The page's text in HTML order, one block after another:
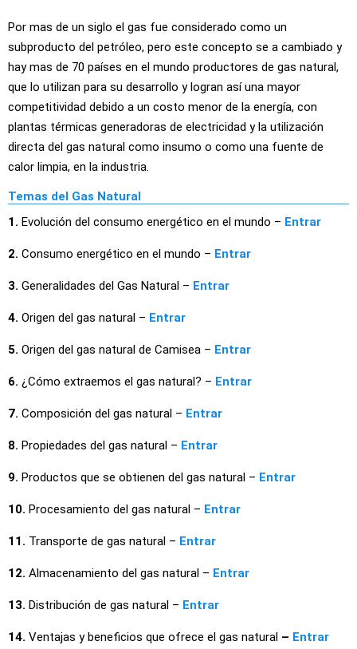
Por mas de un siglo el gas fue considerado como un
subproducto del petróleo, pero este concepto se a cambiado y
hay mas de 70 países en el mundo productores de gas natural,
que lo utilizan para su desarrollo y logran así una mayor
competitividad debido a un costo menor de la energía, con
plantas térmicas generadoras de electricidad y la utilización
directa del gas natural como insumo o como una fuente de
calor limpia, en la industria.
Temas del Gas Natural
1. Evolución del consumo energético en el mundo – Entrar
2. Consumo energético en el mundo – Entrar
3. Generalidades del Gas Natural – Entrar
4. Origen del gas natural – Entrar
5. Origen del gas natural de Camisea – Entrar
6. ¿Cómo extraemos el gas natural? – Entrar
7. Composición del gas natural – Entrar
8. Propiedades del gas natural – Entrar
9. Productos que se obtienen del gas natural – Entrar
10. Procesamiento del gas natural – Entrar
11. Transporte de gas natural – Entrar
12. Almacenamiento del gas natural – Entrar
13. Distribución de gas natural – Entrar
14. Ventajas y beneficios que ofrece el gas natural – Entrar